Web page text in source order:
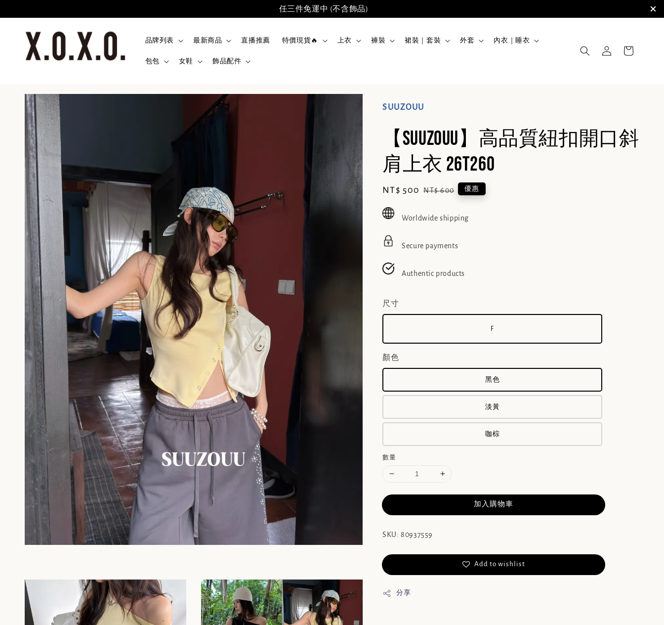
任三件免運中 (不含飾品)
品牌列表 最新商品 直播推薦 特價現貨🔥 上衣 褲裝 裙裝｜套裝 外套 內衣｜睡衣
包包 女鞋 飾品配件
SUUZOUU
【SUUZOUU】高品質紐扣開口斜
肩上衣 26T260
Sale
NT$ 500 Regular
NT$ 600 優惠
Worldwide shipping
Secure payments
Authentic products
尺寸
F
顏色
黑色
淡黃
咖棕
數量
加入購物車
SKU: 80937559
Add to wishlist
分享